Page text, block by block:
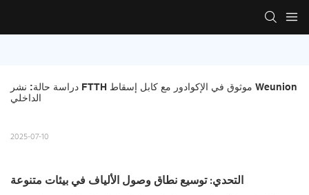
دراسة حالة: نشر FTTH موثوق في الإكوادور مع كابل إسقاط Weunion
الداخلي
2025-07-10
التحدي: توسيع نطاق وصول الألياف في بيئات متنوعة